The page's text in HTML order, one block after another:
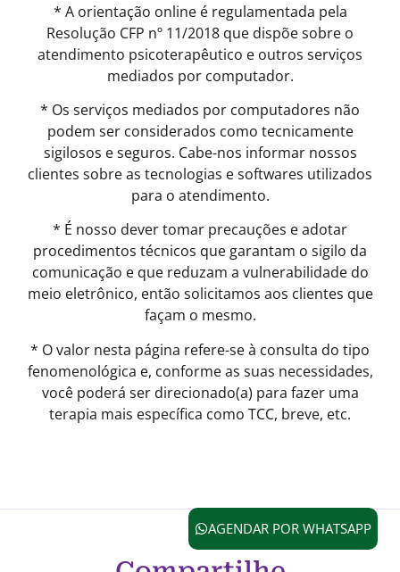
* A orientação online é regulamentada pela
Resolução CFP nº 11/2018 que dispõe sobre o
atendimento psicoterapêutico e outros serviços
mediados por computador.
* Os serviços mediados por computadores não
podem ser considerados como tecnicamente
sigilosos e seguros. Cabe-nos informar nossos
clientes sobre as tecnologias e softwares utilizados
para o atendimento.
* É nosso dever tomar precauções e adotar
procedimentos técnicos que garantam o sigilo da
comunicação e que reduzam a vulnerabilidade do
meio eletrônico, então solicitamos aos clientes que
façam o mesmo.
* O valor nesta página refere-se à consulta do tipo
fenomenológica e, conforme as suas necessidades,
você poderá ser direcionado(a) para fazer uma
terapia mais específica como TCC, breve, etc.
AGENDAR POR WHATSAPP